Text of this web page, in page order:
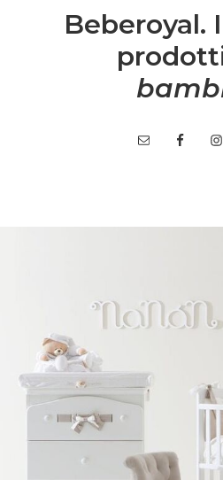
Beberoyal.